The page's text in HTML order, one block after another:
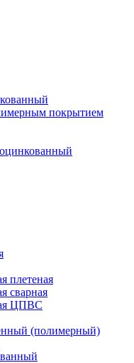
покрытием
плетеная
сварная
ЦПВС
(полимерный)